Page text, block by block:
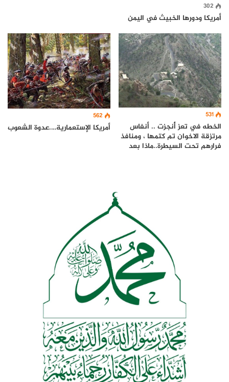
302
أمريكا ودورها الخبيث في اليمن
531
الخطه في تعز أُنجزت .. أنفاس
مرتزقة الاخوان تم كتمها ، ومنافذ
فرارهم تحت السيطرة..ماذا بعد
562
أمريكا الإستعمارية….عدوة الشعوب